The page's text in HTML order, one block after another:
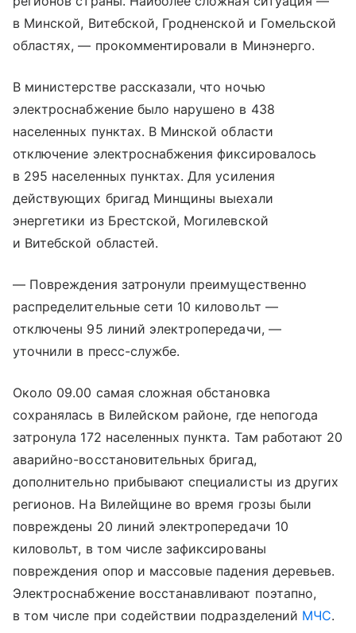
в Минской, Витебской, Гродненской и Гомельской
областях, — прокомментировали в Минэнерго.
В министерстве рассказали, что ночью
электроснабжение было нарушено в 438
населенных пунктах. В Минской области
отключение электроснабжения фиксировалось
в 295 населенных пунктах. Для усиления
действующих бригад Минщины выехали
энергетики из Брестской, Могилевской
и Витебской областей.
— Повреждения затронули преимущественно
распределительные сети 10 киловольт —
отключены 95 линий электропередачи, —
уточнили в пресс-службе.
Около 09.00 самая сложная обстановка
сохранялась в Вилейском районе, где непогода
затронула 172 населенных пункта. Там работают 20
аварийно-восстановительных бригад,
дополнительно прибывают специалисты из других
регионов. На Вилейщине во время грозы были
повреждены 20 линий электропередачи 10
киловольт, в том числе зафиксированы
повреждения опор и массовые падения деревьев.
Электроснабжение восстанавливают поэтапно,
в том числе при содействии подразделений МЧС.